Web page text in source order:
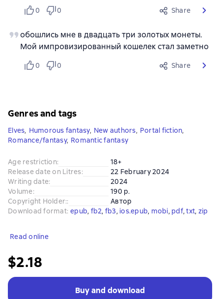
0 0 Share
обошлись мне в двадцать три золотых монеты.
Мой импровизированный кошелек стал заметно
0 0 Share
Genres and tags
Elves, Humorous fantasy, New authors, Portal fiction,
Romance/fantasy, Romantic fantasy
Age restriction:
18+
Release date on Litres:
22 February 2024
Writing date:
2024
Volume:
190 p.
Copyright Holder::
Автор
Download format: epub, fb2, fb3, ios.epub, mobi, pdf, txt, zip
Read online
$2.18
Buy and download